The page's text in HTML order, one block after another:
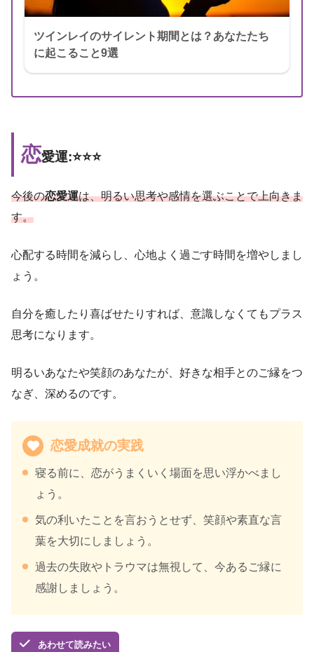
ツインレイのサイレント期間とは？あなたたち
に起こること9選
恋愛運:⭐️⭐️⭐️
今後の恋愛運は、明るい思考や感情を選ぶことで上向きま
す。
心配する時間を減らし、心地よく過ごす時間を増やしまし
ょう。
自分を癒したり喜ばせたりすれば、意識しなくてもプラス
思考になります。
明るいあなたや笑顔のあなたが、好きな相手とのご縁をつ
なぎ、深めるのです。
恋愛成就の実践
寝る前に、恋がうまくいく場面を思い浮かべまし
ょう。
気の利いたことを言おうとせず、笑顔や素直な言
葉を大切にしましょう。
過去の失敗やトラウマは無視して、今あるご縁に
感謝しましょう。
あわせて読みたい